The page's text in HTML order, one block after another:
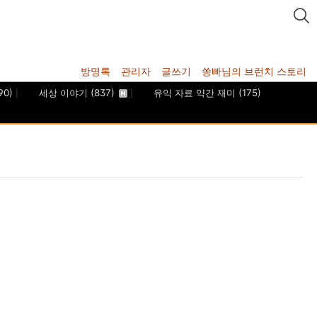
방명록 관리자 글쓰기 쏭빠님의 브런치 스토리
세상 이야기 (837) 유익 자료 약간 재미 (175)